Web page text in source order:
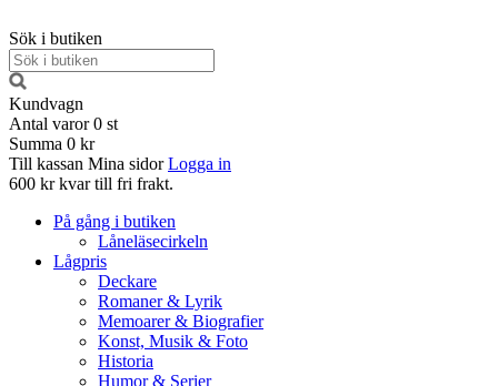
Sök i butiken
Kundvagn
Antal varor 0 st
Summa 0 kr
Till kassan Mina sidor Logga in
600 kr kvar till fri frakt.
På gång i butiken
Låneläsecirkeln
Lågpris
Deckare
Romaner & Lyrik
Memoarer & Biografier
Konst, Musik & Foto
Historia
Humor & Serier